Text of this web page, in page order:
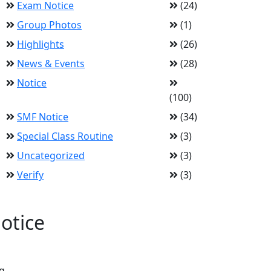
Exam Notice
(24)
Group Photos
(1)
Highlights
(26)
News & Events
(28)
Notice
(100)
SMF Notice
(34)
Special Class Routine
(3)
Uncategorized
(3)
Verify
(3)